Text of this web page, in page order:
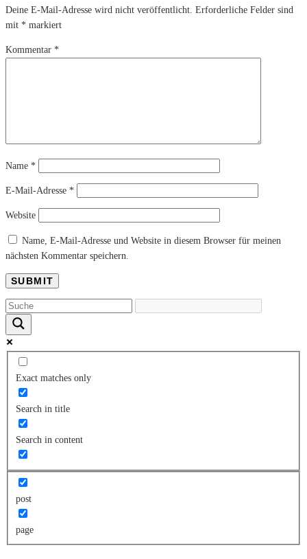
Deine E-Mail-Adresse wird nicht veröffentlicht. Erforderliche Felder sind
mit * markiert
Kommentar *
Name *
E-Mail-Adresse *
Website
Name, E-Mail-Adresse und Website in diesem Browser für meinen
nächsten Kommentar speichern.
Exact matches only
Search in title
Search in content
post
page